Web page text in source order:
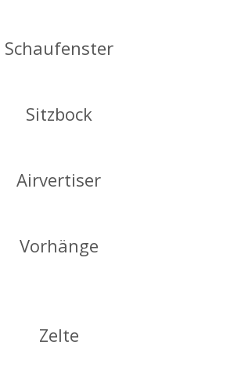
Schaufenster
Sitzbock
Airvertiser
Vorhänge
Zelte